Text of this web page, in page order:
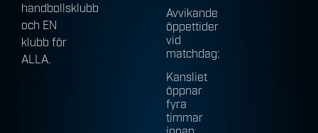
handbollsklubb
och EN
klubb för
ALLA.
Avvikande
öppettider
vid
matchdag:
Kansliet
öppnar
fyra
timmar